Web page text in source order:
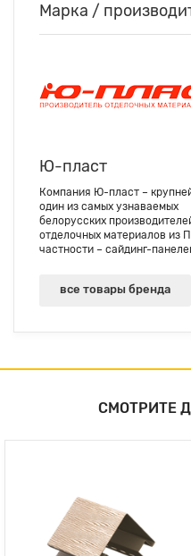
Марка /
Ю-пласт
Компания Ю-пласт –
один из самых узнаваемых
белорусских
отделочных материалов из
частности – сайдинг-
все товары бренда
СМОТРИТЕ